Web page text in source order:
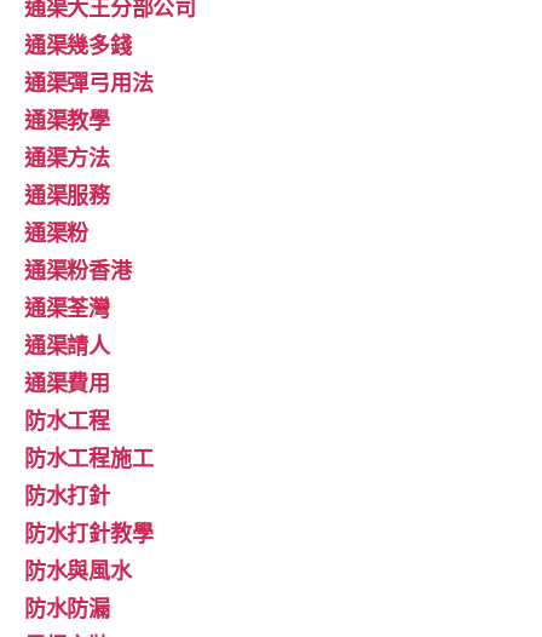
通渠大王分部公司
通渠幾多錢
通渠彈弓用法
通渠教學
通渠方法
通渠服務
通渠粉
通渠粉香港
通渠荃灣
通渠請人
通渠費用
防水工程
防水工程施工
防水打針
防水打針教學
防水與風水
防水防漏